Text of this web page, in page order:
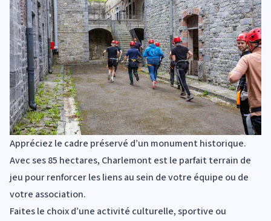
Appréciez le cadre préservé d’un monument historique.
Avec ses 85 hectares, Charlemont est le parfait terrain de
jeu pour renforcer les liens au sein de votre équipe ou de
votre association.
Faites le choix d’une activité culturelle, sportive ou